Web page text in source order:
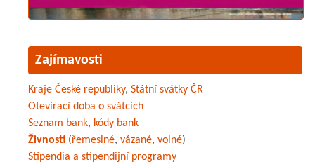
Zajímavosti
Kraje České republiky, Státní svátky ČR
Otevírací doba o svátcích
Seznam bank, kódy bank
Živnosti (řemeslné, vázané, volné)
Stipendia a stipendijní programy